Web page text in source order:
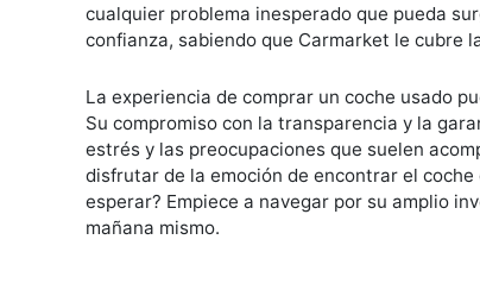
cualquier problema inesperado que pueda
confianza, sabiendo que Carmarket le cubre
La experiencia de comprar un coche usado
Su compromiso con la transparencia y la
estrés y las preocupaciones que suelen
disfrutar de la emoción de encontrar el
esperar? Empiece a navegar por su amplio
mañana mismo.